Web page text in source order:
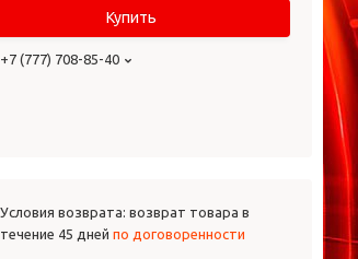
Купить
+7 (777) 708-85-40
возврат товара в
течение 45 дней по договоренности